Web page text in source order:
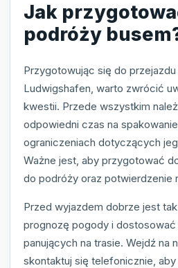
Jak
podróży
Przygotowując się do
Ludwigshafen, warto zwrócić
kwestii. Przede wszystkim
odpowiedni czas na
ograniczeniach dotyczących
Ważne jest, aby przygotować
do podróży oraz potwierdzenie
Przed wyjazdem dobrze jest
prognozę pogody i
panujących na trasie. Wejdź na
skontaktuj się telefonicznie,